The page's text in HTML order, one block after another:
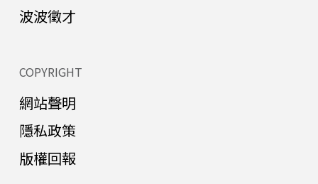
波波徵才
COPYRIGHT
網站聲明
隱私政策
版權回報